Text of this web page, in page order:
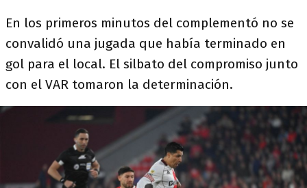
En los primeros minutos del complementó no se
convalidó una jugada que había terminado en
gol para el local. El silbato del compromiso junto
con el VAR tomaron la determinación.